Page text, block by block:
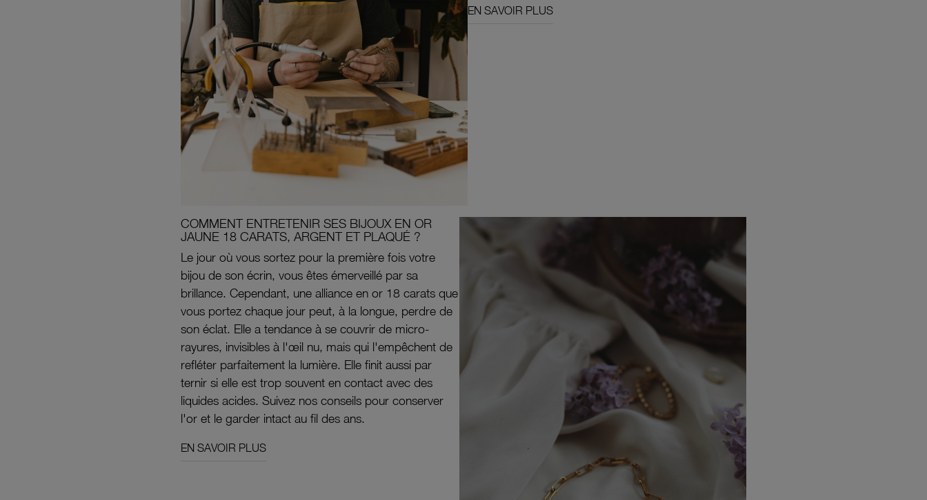
EN SAVOIR PLUS
COMMENT ENTRETENIR SES BIJOUX EN OR
JAUNE 18 CARATS, ARGENT ET PLAQUÉ ?
Le jour où vous sortez pour la première fois votre
bijou de son écrin, vous êtes émerveillé par sa
brillance. Cependant, une alliance en or 18 carats que
vous portez chaque jour peut, à la longue, perdre de
son éclat. Elle a tendance à se couvrir de micro-
rayures, invisibles à l'œil nu, mais qui l'empêchent de
refléter parfaitement la lumière. Elle finit aussi par
ternir si elle est trop souvent en contact avec des
liquides acides. Suivez nos conseils pour conserver
l'or et le garder intact au fil des ans.
EN SAVOIR PLUS